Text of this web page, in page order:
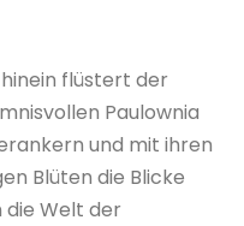
flüstert der
Paulownia
und mit ihren
Blüten die Blicke
die Welt der